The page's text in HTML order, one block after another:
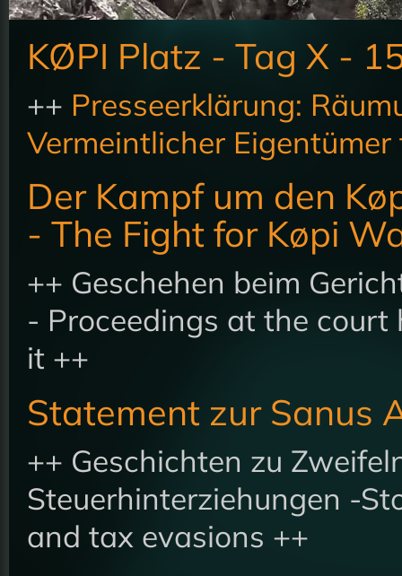
KØPI Platz - Tag X -
++ Presseerklärung:
Vermeintlicher
Der Kampf um den
- The Fight for Køpi
++ Geschehen beim
- Proceedings at the
it ++
Statement zur Sanus
++ Geschichten zu
Steuerhinterziehungen -
and tax evasions ++